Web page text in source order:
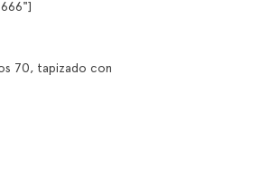
70, tapizado con